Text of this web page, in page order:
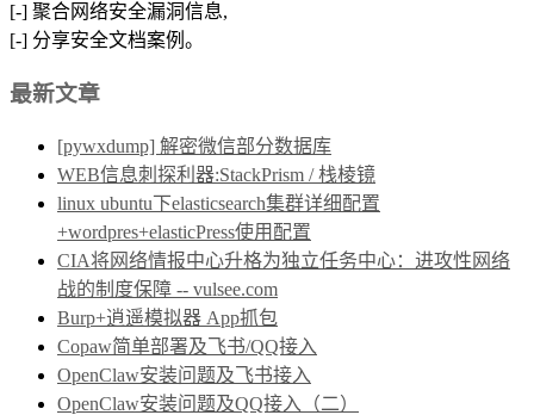
[-] 聚合网络安全漏洞信息,
[-] 分享安全文档案例。
最新文章
[pywxdump] 解密微信部分数据库
WEB信息刺探利器:StackPrism / 栈棱镜
linux ubuntu下elasticsearch集群详细配置
+wordpres+elasticPress使用配置
CIA将网络情报中心升格为独立任务中心：进攻性网络
战的制度保障 -- vulsee.com
Burp+逍遥模拟器 App抓包
Copaw简单部署及飞书/QQ接入
OpenClaw安装问题及飞书接入
OpenClaw安装问题及QQ接入（二）